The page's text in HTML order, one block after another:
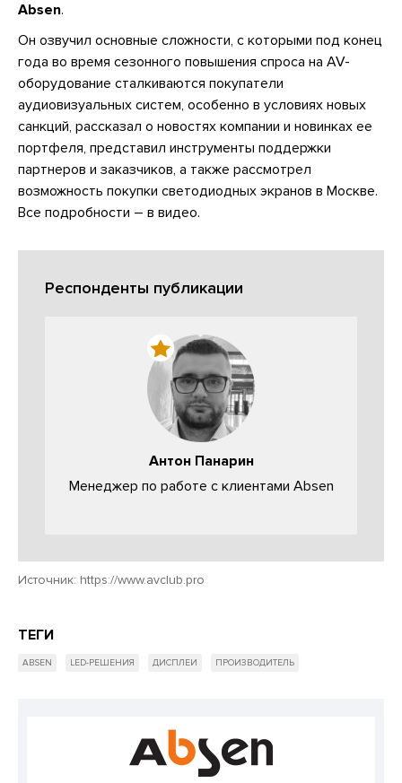
Absen.
Он озвучил основные сложности, с которыми под конец
года во время сезонного повышения спроса на AV-
оборудование сталкиваются покупатели
аудиовизуальных систем, особенно в условиях новых
санкций, рассказал о новостях компании и новинках ее
портфеля, представил инструменты поддержки
партнеров и заказчиков, а также рассмотрел
возможность покупки светодиодных экранов в Москве.
Все подробности – в видео.
Респонденты публикации
Антон Панарин
Менеджер по работе с клиентами Аbsen
Источник: https://www.avclub.pro
ТЕГИ
ABSEN LED-РЕШЕНИЯ ДИСПЛЕИ ПРОИЗВОДИТЕЛЬ